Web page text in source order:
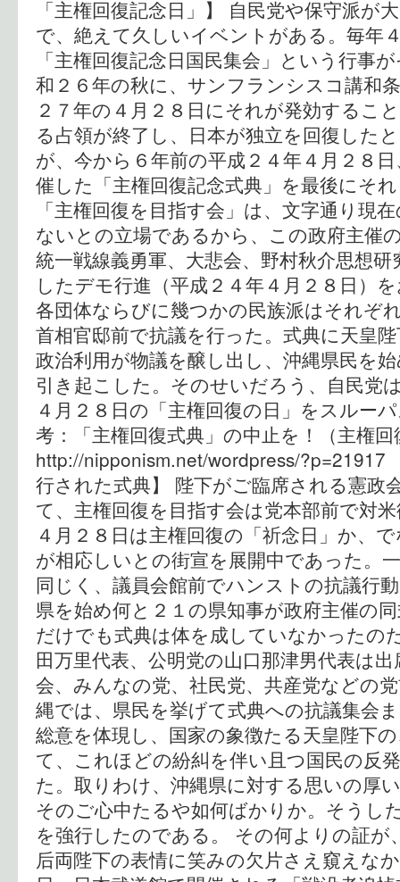
「主権回復記念日」】 自民党や保守派が
で、絶えて久しいイベントがある。毎年
「主権回復記念日国民集会」という行事
和２６年の秋に、サンフランシスコ講和
２７年の４月２８日にそれが発効するこ
る占領が終了し、日本が独立を回復した
が、今から６年前の平成２４年４月２８
催した「主権回復記念式典」を最後にそ
「主権回復を目指す会」は、文字通り現
ないとの立場であるから、この政府主催
統一戦線義勇軍、大悲会、野村秋介思想
したデモ行進（平成２４年４月２８日）
各団体ならびに幾つかの民族派はそれぞ
首相官邸前で抗議を行った。式典に天皇
政治利用が物議を醸し出し、沖縄県民を
引き起こした。そのせいだろう、自民党
４月２８日の「主権回復の日」をスルー
考：「主権回復式典」の中止を！（
http://nipponism.net/wordpress/?p=21917
行された式典】 陛下がご臨席される憲政
て、主権回復を目指す会は党本部前で対
４月２８日は主権回復の「祈念日」か、
が相応しいとの街宣を展開中であった。
同じく、議員会館前でハンストの抗議行
県を始め何と２１の県知事が政府主催の
だけでも式典は体を成していなかったの
田万里代表、公明党の山口那津男代表は
会、みんなの党、社民党、共産党などの
縄では、県民を挙げて式典への抗議集会
総意を体現し、国家の象徴たる天皇陛下
て、これほどの紛糾を伴い且つ国民の反
た。取りわけ、沖縄県に対する思いの厚
そのご心中たるや如何ばかりか。そうし
を強行したのである。 その何よりの証が
后両陛下の表情に笑みの欠片さえ窺えな